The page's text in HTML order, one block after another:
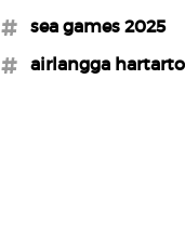
#sea games 2025
#airlangga hartarto